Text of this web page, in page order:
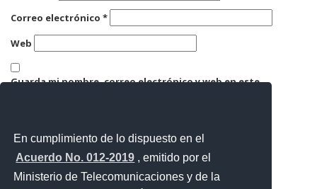
En cumplimiento de lo dispuesto en el
Acuerdo No. 012-2019 , emitido por el
Ministerio de Telecomunicaciones y de la
Correo electrónico *
Web
Guarda mi nombre, correo electrónico y web en este